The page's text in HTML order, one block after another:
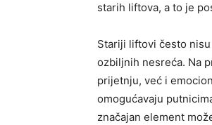
starih liftova, a to je
Stariji liftovi često
ozbiljnih nesreća. Na
prijetnju, već i
omogućavaju
značajan element